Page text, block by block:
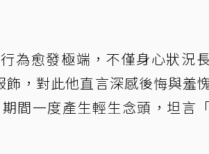
為愈發極端，不僅身心狀況
，對此他直言深感後悔與羞
間一度產生輕生念頭，坦言